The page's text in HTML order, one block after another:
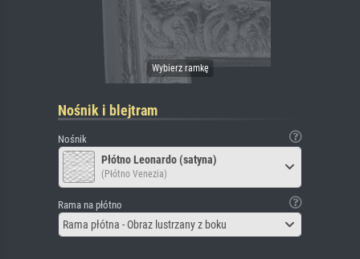
Nośnik i blejtram
Nośnik
Płótno Leonardo (satyna)
(Płótno Venezia)
Rama na płótno
Rama płótna - Obraz lustrzany z boku